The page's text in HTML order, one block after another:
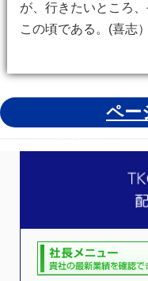
が、行きたいところ
この頃である。(喜志）
ペー